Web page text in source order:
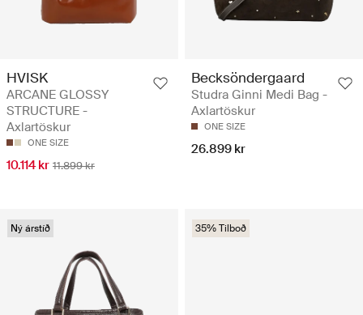
HVISK
ARCANE GLOSSY
STRUCTURE -
Axlartöskur
ONE SIZE
10.114 kr 11.899 kr
Becksöndergaard
Studra Ginni Medi Bag -
Axlartöskur
ONE SIZE
26.899 kr
Ný árstíð 35% Tilboð